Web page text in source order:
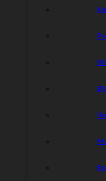
sitta även i grässlänten,
nuläget på Skrotfrag Arena.